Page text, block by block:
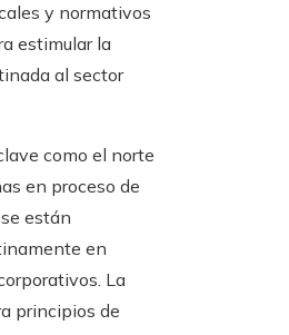
y normativos
estimular la
al sector
como el norte
en proceso de
están
en
La
principios de